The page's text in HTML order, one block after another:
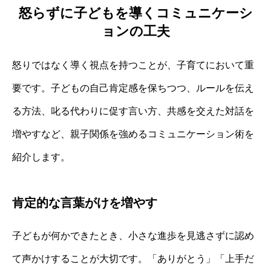
怒らずに子どもを導くコミュニケーシ
ョンの工夫
怒りではなく導く視点を持つことが、子育てにおいて重
要です。子どもの自己肯定感を保ちつつ、ルールを伝え
る方法、叱る代わりに促す言い方、共感を交えた対話を
増やすなど、親子関係を強めるコミュニケーション術を
紹介します。
肯定的な言葉がけを増やす
子どもが何かできたとき、小さな進歩を見逃さずに認め
て声かけすることが大切です。「ありがとう」「上手だ